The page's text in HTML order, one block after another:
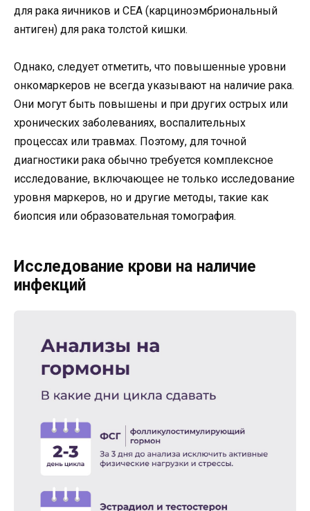
для рака яичников и CEA (карциноэмбриональный
антиген) для рака толстой кишки.
Однако, следует отметить, что повышенные уровни
онкомаркеров не всегда указывают на наличие рака.
Они могут быть повышены и при других острых или
хронических заболеваниях, воспалительных
процессах или травмах. Поэтому, для точной
диагностики рака обычно требуется комплексное
исследование, включающее не только исследование
уровня маркеров, но и другие методы, такие как
биопсия или образовательная томография.
Исследование крови на наличие
инфекций